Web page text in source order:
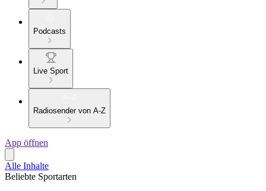
Podcasts
Live Sport
Radiosender von A-Z
App öffnen
Alle Inhalte
Beliebte Sportarten